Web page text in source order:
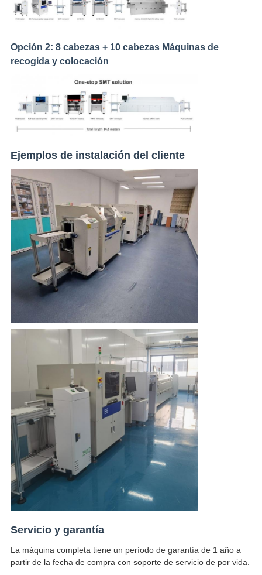
Opción 2: 8 cabezas + 10 cabezas Máquinas de
recogida y colocación
Ejemplos de instalación del cliente
Servicio y garantía
La máquina completa tiene un período de garantía de 1 año a
partir de la fecha de compra con soporte de servicio de por vida.